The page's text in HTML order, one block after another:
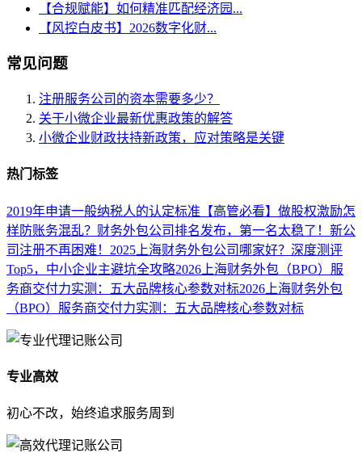
【合规赋能】如何精准匹配经济园...
【风控白皮书】2026数字化财...
常见问题
注册服务公司的资本需要多少？
关于小微企业最新优惠政策的解答
小微企业财政扶持新政策，应对策略是关键
热门标签
2019年申请一般纳税人的认定标准 【高管必看】做股权激励怎
样防账务混乱？财务外包公司排名发布，第一名太稳了！ 新公
司注册不再困难！ 2025上海财务外包公司哪家好？深度测评
Top5，中小企业主避坑全攻略2026上海财务外包（BPO）服
务商交付力实测：五大品牌核心参数对标2026上海财务外包
（BPO）服务商交付力实测：五大品牌核心参数对标
专业高效
初心不改，始终追求服务周到